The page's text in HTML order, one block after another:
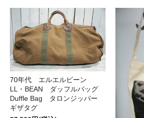
70年代 エルエルビーン
LL・BEAN ダッフルバッグ
Duffle Bag タロンジッパー
ギザタグ